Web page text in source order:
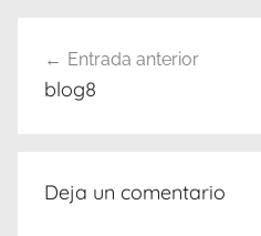
de
Entrada anterior
blog8
Deja un comentario